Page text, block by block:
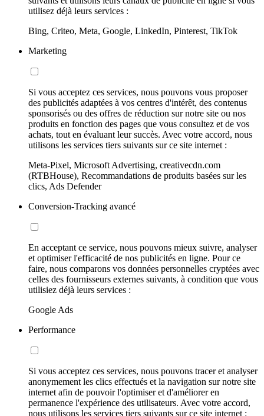
utilisez déjà leurs services :
Bing, Criteo, Meta, Google, LinkedIn, Pinterest, TikTok
Marketing
Si vous acceptez ces services, nous pouvons vous proposer
des publicités adaptées à vos centres d'intérêt, des contenus
sponsorisés ou des offres de réduction sur notre site ou nos
produits en fonction des pages que vous consultez et de vos
achats, tout en évaluant leur succès. Avec votre accord, nous
utilisons les services tiers suivants sur ce site internet :
Meta-Pixel, Microsoft Advertising, creativecdn.com
(RTBHouse), Recommandations de produits basées sur les
clics, Ads Defender
Conversion-Tracking avancé
En acceptant ce service, nous pouvons mieux suivre, analyser
et optimiser l'efficacité de nos publicités en ligne. Pour ce
faire, nous comparons vos données personnelles cryptées avec
celles des fournisseurs externes suivants, à condition que vous
utilisiez déjà leurs services :
Google Ads
Performance
Si vous acceptez ces services, nous pouvons tracer et analyser
anonymement les clics effectués et la navigation sur notre site
internet afin de pouvoir l'optimiser et d'améliorer en
permanence l'expérience des utilisateurs. Avec votre accord,
nous utilisons les services tiers suivants sur ce site internet :